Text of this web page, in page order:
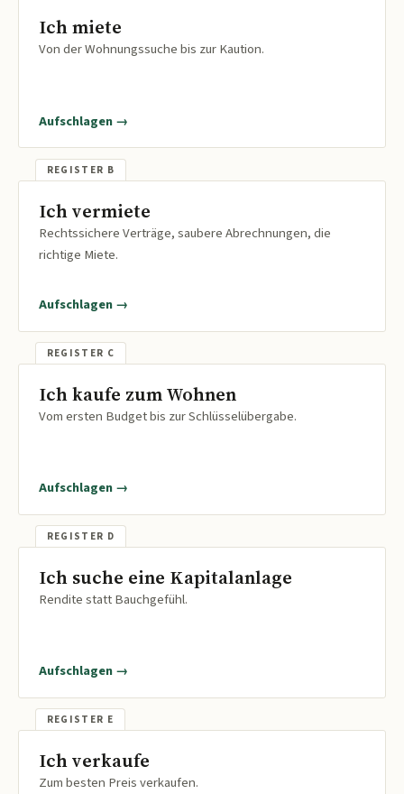
Ich miete
Von der Wohnungssuche bis zur Kaution.
Aufschlagen →
Ich vermiete
Rechtssichere Verträge, saubere Abrechnungen, die
richtige Miete.
Aufschlagen →
Ich kaufe zum Wohnen
Vom ersten Budget bis zur Schlüsselübergabe.
Aufschlagen →
Ich suche eine Kapitalanlage
Rendite statt Bauchgefühl.
Aufschlagen →
Ich verkaufe
Zum besten Preis verkaufen.